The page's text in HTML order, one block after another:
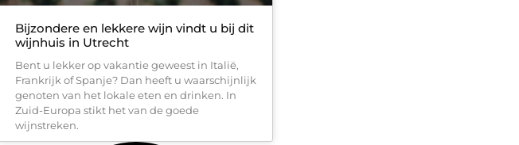
Bijzondere en lekkere wijn vindt u bij dit
wijnhuis in Utrecht
Bent u lekker op vakantie geweest in Italië,
Frankrijk of Spanje? Dan heeft u waarschijnlijk
genoten van het lokale eten en drinken. In
Zuid-Europa stikt het van de goede
wijnstreken.